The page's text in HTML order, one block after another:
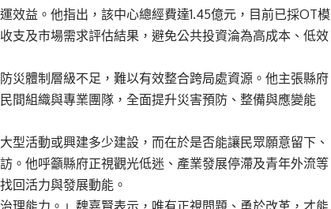
效益。他指出，該中心總經費達1.45億元，目前已採OT模
支及市場需求評估結果，避免公共投資淪為高成本、低效
災體制層級不足，難以有效整合跨局處資源。他主張縣府
間組織與專業團隊，全面提升災害預防、整備與應變能
型活動或興建多少建設，而在於是否能讓民眾願意留下、
。他呼籲縣府正視觀光低迷、產業發展停滯及青年外流等
回活力與發展動能。
理能力。」魏嘉賢表示，唯有正視問題、勇於改革，才能